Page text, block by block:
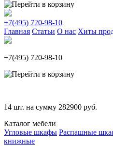
+7(495) 720-98-10
Главная Статьи О нас Хиты
+7(495) 720-98-10
14 шт. на сумму 282900 руб.
Каталог мебели
Угловые шкафы Распашные
книжные